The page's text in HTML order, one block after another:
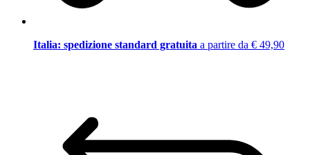
Italia: spedizione standard gratuita a partire da € 49,90